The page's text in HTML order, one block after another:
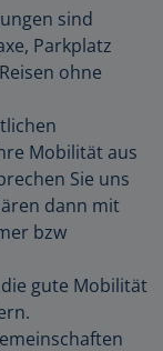
sind
Parkplatz
ohne
Mobilität aus
Sie uns
dann mit
bzw
gute Mobilität